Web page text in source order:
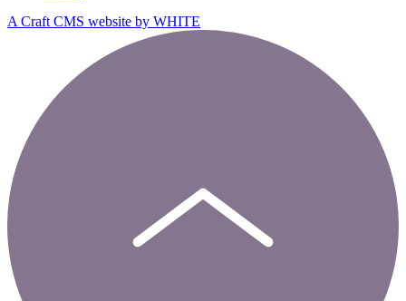
A Craft CMS website by WHITE